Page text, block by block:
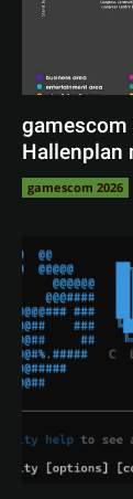
Hallenplan
gamescom 2026